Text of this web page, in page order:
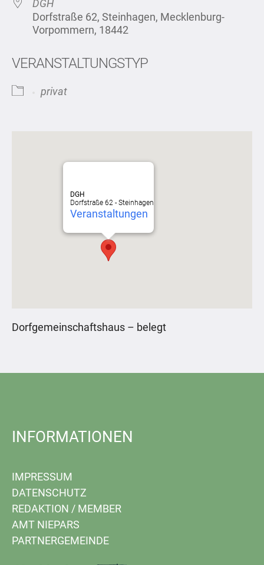
DGH
Dorfstraße 62, Steinhagen, Mecklenburg-
Vorpommern, 18442
VERANSTALTUNGSTYP
privat
DGH
Dorfstraße 62 - Steinhagen
Veranstaltungen
Dorfgemeinschaftshaus – belegt
INFORMATIONEN
IMPRESSUM
DATENSCHUTZ
REDAKTION / MEMBER
AMT NIEPARS
PARTNERGEMEINDE